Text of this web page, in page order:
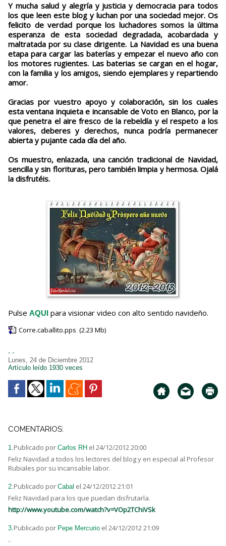
Y mucha salud y alegría y justicia y democracia para todos
los que leen este blog y luchan por una sociedad mejor. Os
felicito de verdad porque los luchadores somos la última
esperanza de esta sociedad degradada, acobardada y
maltratada por su clase dirigente. La Navidad es una buena
etapa para cargar las baterías y empezar el nuevo año con
los motores rugientes. Las baterias se cargan en el hogar,
con la familia y los amigos, siendo ejemplares y repartiendo
amor.
Gracias por vuestro apoyo y colaboración, sin los cuales
esta ventana inquieta e incansable de Voto en Blanco, por la
que penetra el aire fresco de la rebeldía y el respeto a los
valores, deberes y derechos, nunca podría permanecer
abierta y pujante cada día del año.
Os muestro, enlazada, una canción tradicional de Navidad,
sencilla y sin florituras, pero también limpia y hermosa. Ojalá
la disfrutéis.
Pulse AQUI para visionar video con alto sentido navideño.
Corre.caballito.pps (2.23 Mb)
- -
Lunes, 24 de Diciembre 2012
Artículo leído 1930 veces
COMENTARIOS:
1.Publicado por Carlos RH el 24/12/2012 20:00
Feliz Navidad a todos los lectores del blog y en especial al Profesor
Rubiales por su incansable labor.
2.Publicado por Cabal el 24/12/2012 21:01
Feliz Navidad para los que puedan disfrutarla.
http://www.youtube.com/watch?v=VOp2TChiVSk
3.Publicado por Pepe Mercurio el 24/12/2012 21:09
..